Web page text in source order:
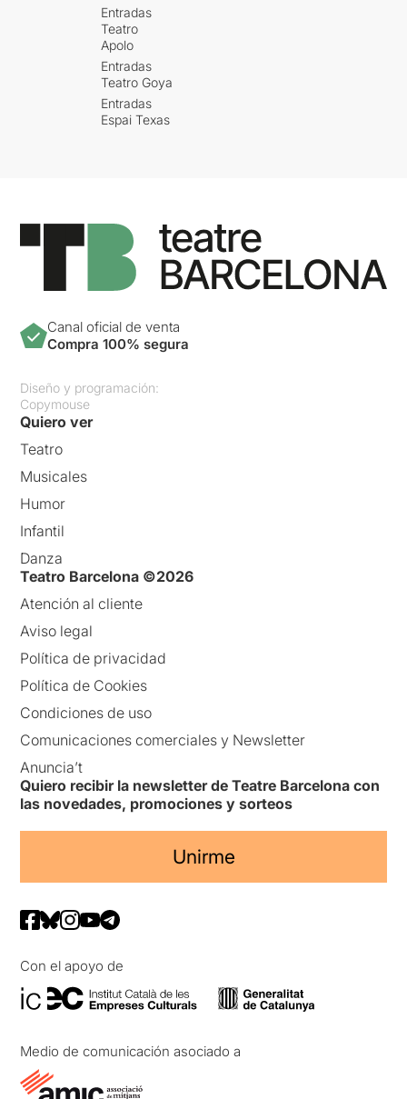
Entradas
Teatro
Apolo
Entradas
Teatro Goya
Entradas
Espai Texas
Canal oficial de venta
Compra 100% segura
Diseño y programación:
Copymouse
Quiero ver
Teatro
Musicales
Humor
Infantil
Danza
Teatro Barcelona ©2026
Atención al cliente
Aviso legal
Política de privacidad
Política de Cookies
Condiciones de uso
Comunicaciones comerciales y Newsletter
Anuncia’t
Quiero recibir la newsletter de Teatre Barcelona con
las novedades, promociones y sorteos
Unirme
Con el apoyo de
Medio de comunicación asociado a